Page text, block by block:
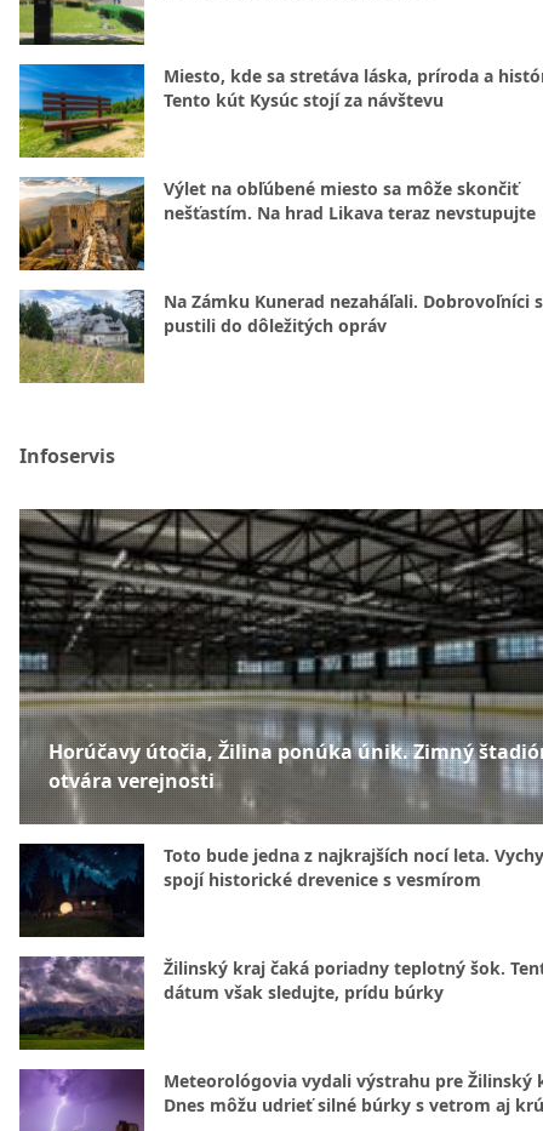
Miesto, kde sa stretáva láska, príroda a
Tento kút Kysúc stojí za návštevu
Výlet na obľúbené miesto sa môže skončiť
nešťastím. Na hrad Likava teraz nevstupujte
Na Zámku Kunerad nezaháľali. Dobrovoľníci
pustili do dôležitých opráv
Infoservis
Horúčavy útočia, Žilina ponúka únik. Zimný
otvára verejnosti
Toto bude jedna z najkrajších nocí leta.
spojí historické drevenice s vesmírom
Žilinský kraj čaká poriadny teplotný šok.
dátum však sledujte, prídu búrky
Meteorológovia vydali výstrahu pre Žilinský
Dnes môžu udrieť silné búrky s vetrom aj